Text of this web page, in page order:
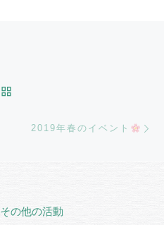
2019年春のイベント
その他の活動